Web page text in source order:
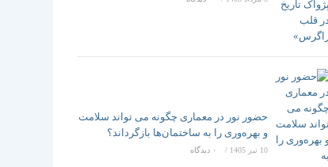
حضور نور در معماری چگونه می تواند سلامت
و بهره‌وری را به ساختمان‌ها بازگرداند؟
10 تیر 1405 / ۰ دیدگاه